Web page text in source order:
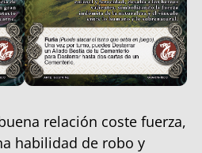
relación coste fuerza,
habilidad de robo y